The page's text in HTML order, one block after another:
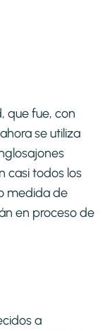
que fue, con
se utiliza
casi todos los
medida de
en proceso de
a